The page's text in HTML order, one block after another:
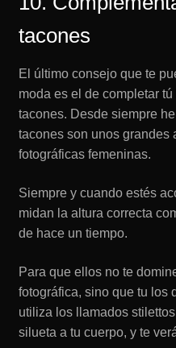
tacones
El último consejo que te
moda es el de completar
tacones. Desde siempre
tacones son unos grandes
fotográficas femeninas.
Siempre y cuando estés
midan la altura correcta
de hace un tiempo.
Para que ellos no te
fotográfica, sino que tu los
utiliza los llamados
silueta a tu cuerpo, y te